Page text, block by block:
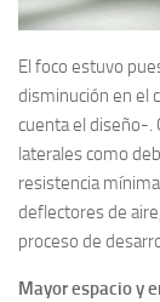
El foco estuvo
disminución en el
cuenta el diseño-.
laterales como
resistencia
deflectores de
proceso de
Mayor espacio y